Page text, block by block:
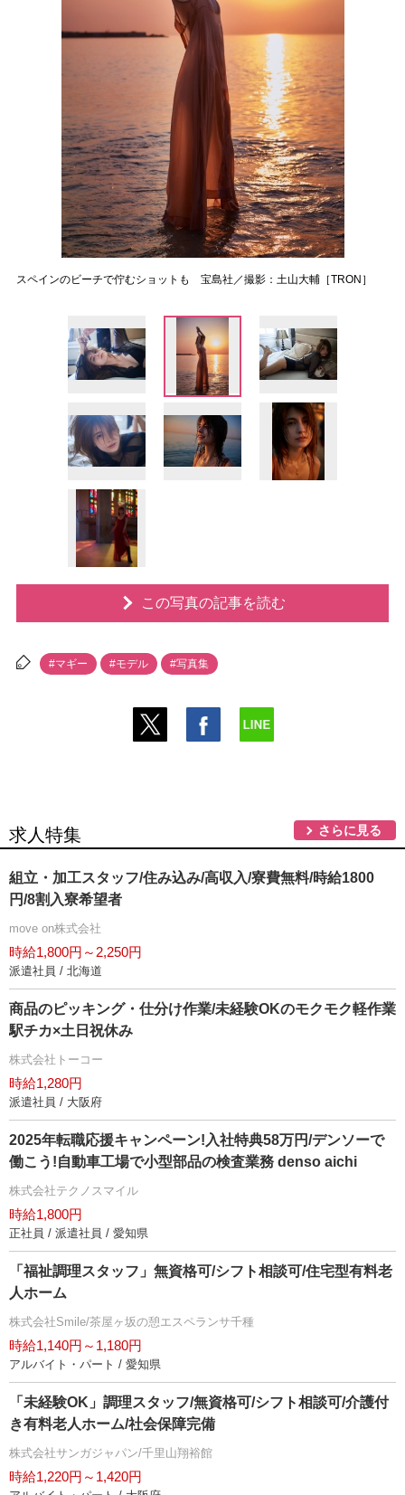
スペインのビーチで佇むショットも 宝島社／撮影：土山大輔［TRON］
この写真の記事を読む
#マギー #モデル #写真集
求人特集 さらに見る
組立・加工スタッフ/住み込み/高収入/寮費無料/時給1800
円/8割入寮希望者
move on株式会社
時給1,800円～2,250円
派遣社員 / 北海道
商品のピッキング・仕分け作業/未経験OKのモクモク軽作業
駅チカ×土日祝休み
株式会社トーコー
時給1,280円
派遣社員 / 大阪府
2025年転職応援キャンペーン!入社特典58万円/デンソーで
働こう!自動車工場で小型部品の検査業務 denso aichi
株式会社テクノスマイル
時給1,800円
正社員 / 派遣社員 / 愛知県
「福祉調理スタッフ」無資格可/シフト相談可/住宅型有料老
人ホーム
株式会社Smile/茶屋ヶ坂の憩エスペランサ千種
時給1,140円～1,180円
アルバイト・パート / 愛知県
「未経験OK」調理スタッフ/無資格可/シフト相談可/介護付
き有料老人ホーム/社会保障完備
株式会社サンガジャパン/千里山翔裕館
時給1,220円～1,420円